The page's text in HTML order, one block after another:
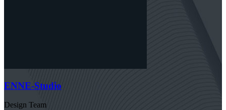
ENNE-Studio
Design Team